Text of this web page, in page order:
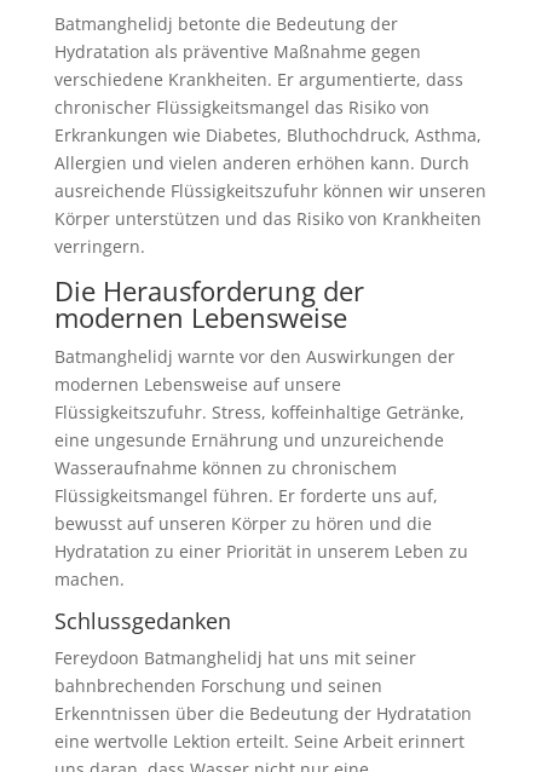
Batmanghelidj betonte die Bedeutung der
Hydratation als präventive Maßnahme gegen
verschiedene Krankheiten. Er argumentierte, dass
chronischer Flüssigkeitsmangel das Risiko von
Erkrankungen wie Diabetes, Bluthochdruck, Asthma,
Allergien und vielen anderen erhöhen kann. Durch
ausreichende Flüssigkeitszufuhr können wir unseren
Körper unterstützen und das Risiko von Krankheiten
verringern.
Die Herausforderung der
modernen Lebensweise
Batmanghelidj warnte vor den Auswirkungen der
modernen Lebensweise auf unsere
Flüssigkeitszufuhr. Stress, koffeinhaltige Getränke,
eine ungesunde Ernährung und unzureichende
Wasseraufnahme können zu chronischem
Flüssigkeitsmangel führen. Er forderte uns auf,
bewusst auf unseren Körper zu hören und die
Hydratation zu einer Priorität in unserem Leben zu
machen.
Schlussgedanken
Fereydoon Batmanghelidj hat uns mit seiner
bahnbrechenden Forschung und seinen
Erkenntnissen über die Bedeutung der Hydratation
eine wertvolle Lektion erteilt. Seine Arbeit erinnert